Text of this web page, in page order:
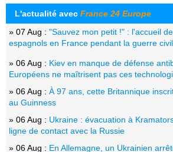
L'actualité avec France 24 Europe
» 07 Aug : "Sauvez mon petit !" : l'accueil
espagnols en France pendant la guerre
» 06 Aug : Kiev en manque de défense
Européens ne maîtrisent pas ces
» 06 Aug : À 97 ans, cette Britannique
au Guinness
» 06 Aug : Ukraine : évacuation à
ligne de contact avec la Russie
» 06 Aug : En Allemagne, un Ukrainien